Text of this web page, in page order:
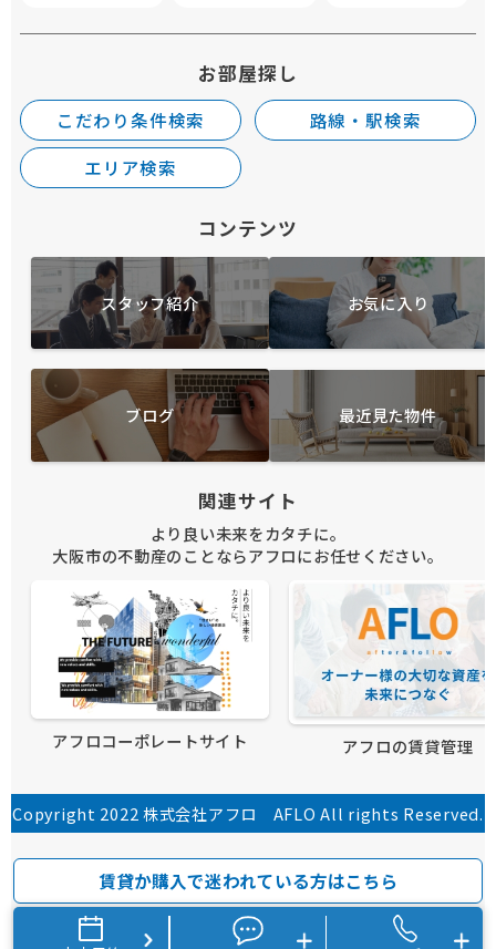
お部屋探し
こだわり条件検索
路線・駅検索
エリア検索
コンテンツ
スタッフ紹介 お気に入り
ブログ 最近見た物件
関連サイト
より良い未来をカタチに。
大阪市の不動産のことならアフロにお任せください。
アフロコーポレートサイト アフロの賃貸管理
Copyright 2022 株式会社アフロ AFLO All rights Reserved.
賃貸か購入で迷われている方はこちら